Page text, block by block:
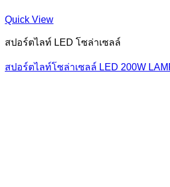
Quick View
สปอร์ตไลท์ LED โซล่าเซลล์
สปอร์ตไลท์โซล่าเซลล์ LED 200W